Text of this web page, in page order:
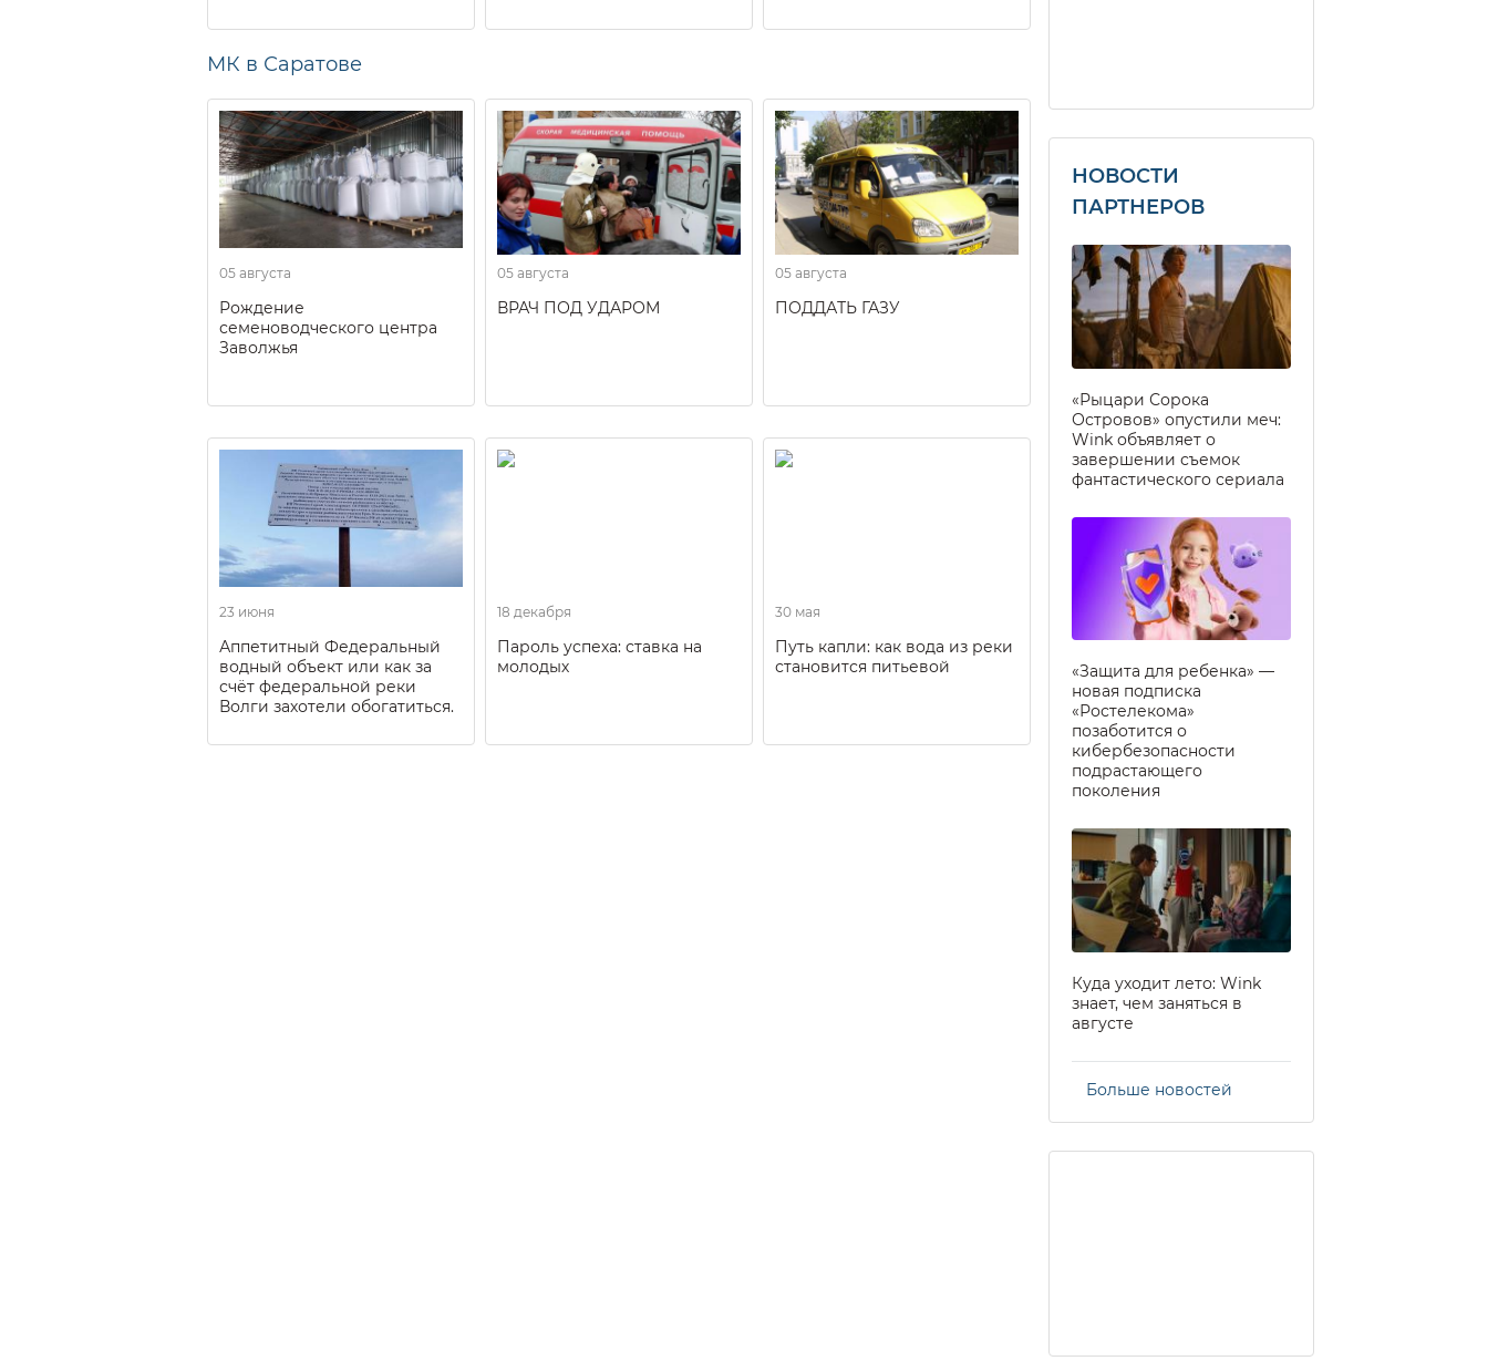
МК в Саратове
05 августа
Рождение
семеноводческого центра
Заволжья
05 августа
ВРАЧ ПОД УДАРОМ
05 августа
ПОДДАТЬ ГАЗУ
23 июня
Аппетитный Федеральный
водный объект или как за
счёт федеральной реки
Волги захотели обогатиться.
18 декабря
Пароль успеха: ставка на
молодых
30 мая
Путь капли: как вода из реки
становится питьевой
НОВОСТИ
ПАРТНЕРОВ
«Рыцари Сорока
Островов» опустили меч:
Wink объявляет о
завершении съемок
фантастического сериала
«Защита для ребенка» —
новая подписка
«Ростелекома»
позаботится о
кибербезопасности
подрастающего
поколения
Куда уходит лето: Wink
знает, чем заняться в
августе
Больше новостей